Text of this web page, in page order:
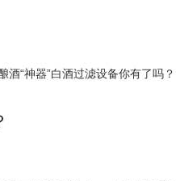
酒“神器”白酒过滤设备你有了吗？